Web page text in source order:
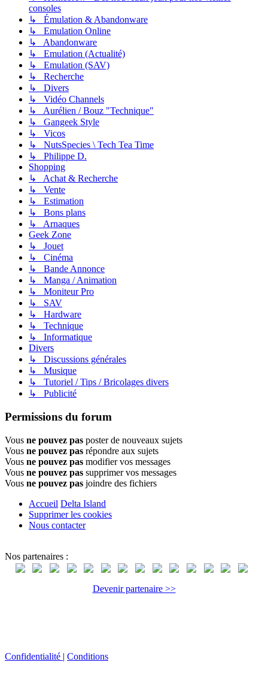
consoles
↳ Émulation & Abandonware
↳ Emulation Online
↳ Abandonware
↳ Emulation (Actualité)
↳ Emulation (SAV)
↳ Recherche
↳ Divers
↳ Vidéo Channels
↳ Aurélien / Bouz "Technique"
↳ Gangeek Style
↳ Vicos
↳ NutsSpecies \ Tech Tea Time
↳ Philippe D.
Shopping
↳ Achat & Recherche
↳ Vente
↳ Estimation
↳ Bons plans
↳ Arnaques
Geek Zone
↳ Jouet
↳ Cinéma
↳ Bande Annonce
↳ Manga / Animation
↳ Moniteur Pro
↳ SAV
↳ Hardware
↳ Technique
↳ Informatique
Divers
↳ Discussions générales
↳ Musique
↳ Tutoriel / Tips / Bricolages divers
↳ Publicité
Permissions du forum
Vous ne pouvez pas poster de nouveaux sujets
Vous ne pouvez pas répondre aux sujets
Vous ne pouvez pas modifier vos messages
Vous ne pouvez pas supprimer vos messages
Vous ne pouvez pas joindre des fichiers
Accueil Delta Island
Supprimer les cookies
Nous contacter
Nos partenaires :
Devenir partenaire >>
Confidentialité Conditions